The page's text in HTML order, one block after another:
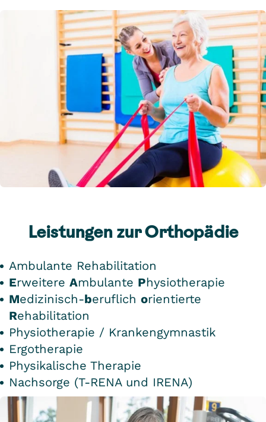
Leistungen zur Orthopädie
Ambulante Rehabilitation
Erweitere Ambulante Physiotherapie
Medizinisch-beruflich orientierte
Rehabilitation
Physiotherapie / Krankengymnastik
Ergotherapie
Physikalische Therapie
Nachsorge (T-RENA und IRENA)